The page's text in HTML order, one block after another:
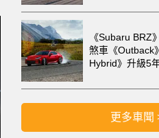
《Subaru BRZ
煞車《Outback
Hybrid》升級5
更多車聞